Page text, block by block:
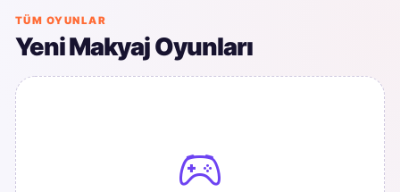
TÜM OYUNLAR
Yeni Makyaj Oyunları